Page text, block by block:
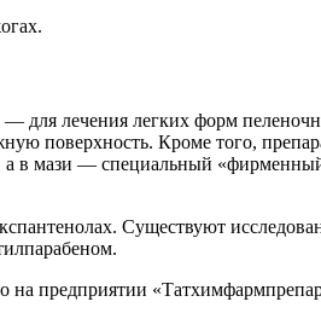
для лечения легких форм
поверхность. Кроме того,
в мази — специальный
Существуют
предприятии